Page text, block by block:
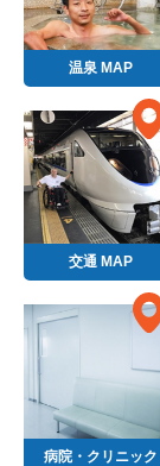
温泉 MAP
交通 MAP
病院・クリニック